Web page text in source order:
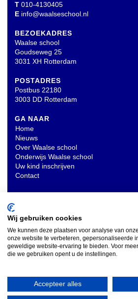
T 010-4130405
E info@waalseschool.nl
BEZOEKADRES
Waalse school
Goudseweg 25
3031 XH Rotterdam
POSTADRES
Postbus 22180
3003 DD Rotterdam
GA NAAR
Home
Nieuws
Over Waalse school
Onderwijs Waalse school
Uw kind inschrijven
Contact
INSCHRIJVEN NIEUWSBRIEF
Wij gebruiken cookies
We kunnen deze plaatsen voor analyse van
onze website te verbeteren, gepersonaliseerde
geweldige website-ervaring te bieden. Voor
die we gebruiken opent u de instellingen.
Accepteer alles